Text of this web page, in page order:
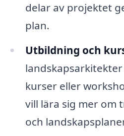
delar av projektet
plan.
Utbildning och
kurser eller
vill lära sig mer om
och